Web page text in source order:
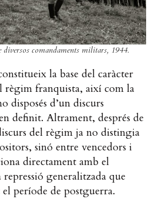
diversos comandaments militars, 1944.
la base del caràcter
règim franquista, així com la
disposés d’un discurs
definit. Altrament, després de
del règim ja no distingia
sinó entre vencedors i
directament amb el
generalitzada que
període de postguerra.